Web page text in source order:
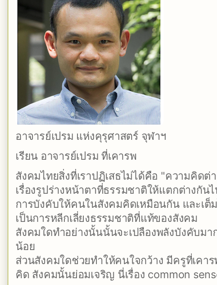
​อาจารย์เปรม แห่งคุรุศาสตร์ จุฬาฯ
เรียน อาจารย์เปรม ที่เคารพ
สังคมไทยสิ่งที่เราปฏิเสธไม่ได้คือ "ความคิด
เรื่องรูปร่างหน้าตาที่ธรรมชาติให้แตกต่างกัน
การบังคับให้คนในสังคมคิดเหมือนกัน และเต็
เป็นการหลีกเลี่ยงธรรมชาติที่แท้ของสังคม
สังคมใดทำอย่างนั้นนั้นจะเปลืองพลังบังคับม
น้อย
ส่วนสังคมใดช่วยทำให้คนใจกว้าง มีครูที่เคา
คิด สังคมนั้นย่อมเจริญ นี่เรื่อง common